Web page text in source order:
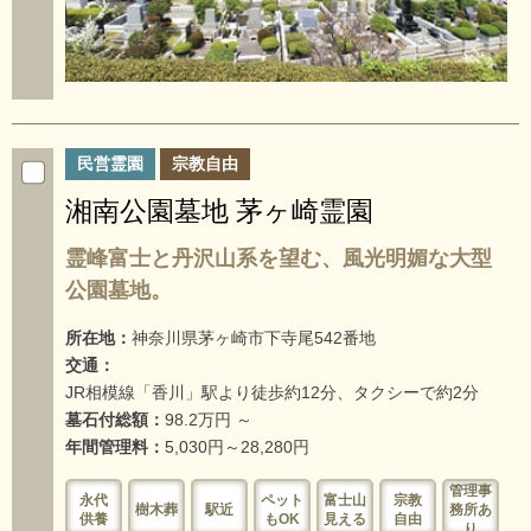
民営霊園 宗教自由
湘南公園墓地 茅ヶ崎霊園
霊峰富士と丹沢山系を望む、風光明媚な大型
公園墓地。
所在地： 神奈川県茅ヶ崎市下寺尾542番地
交通：
JR相模線「香川」駅より徒歩約12分、タクシーで約2分
墓石付総額： 98.2万円 ～
年間管理料： 5,030円～28,280円
永代
供養
樹木葬 駅近
ペット
もOK
富士山
見える
宗教
自由
管理事
務所あ